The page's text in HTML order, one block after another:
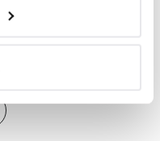
uppgifter
samtycke när som
och annonserna